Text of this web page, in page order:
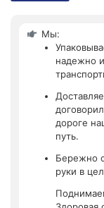
Мы:
надежно
дороге
путь.
Бережно
руки в